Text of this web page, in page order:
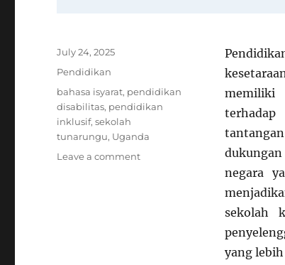
memiliki
negara
sekolah
yang
Posted
on
July 24, 2025
Categories
Pendidikan
Tags
bahasa isyarat, pendidikan
disabilitas, pendidikan
inklusif,sekolah
tunarungu, Uganda
Leave a commenton